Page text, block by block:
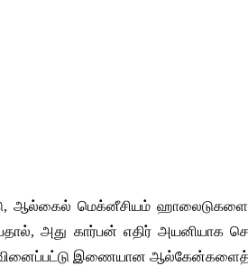
, ஆல்கைல் மெக்னீசியம்
, அது கார்பன் எதிர் அயனியாக
இணையான